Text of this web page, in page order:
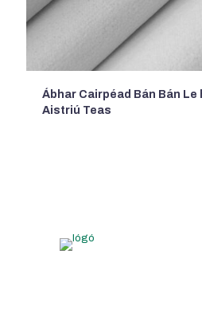
Ábhar Cairpéad Bán Bán Le
Aistriú Teas